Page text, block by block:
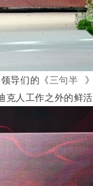
导们的《三句半
人工作之外的鲜活